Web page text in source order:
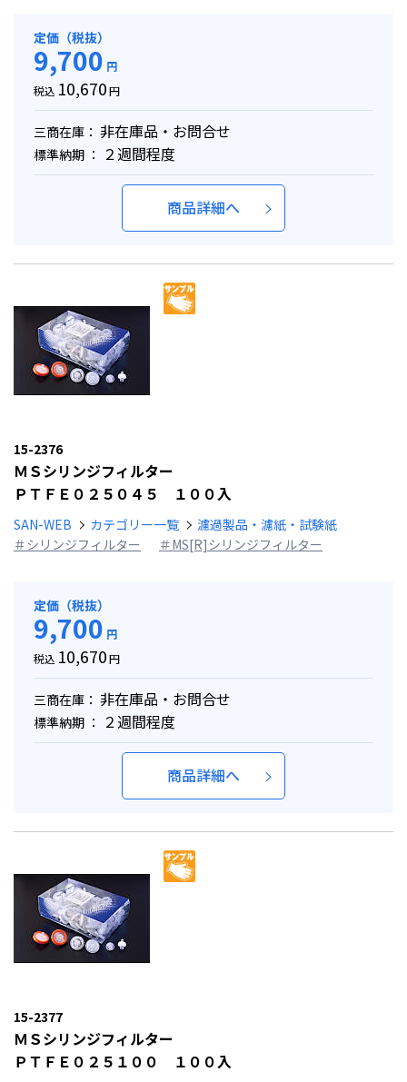
定価（税抜）
9,700 円
税込 10,670円
三商在庫： 非在庫品・お問合せ
標準納期 ： ２週間程度
商品詳細へ
15-2376
ＭＳシリンジフィルター
ＰＴＦＥ０２５０４５ １００入
SAN-WEB カテゴリー一覧
濾過製品・濾紙・試験紙
＃シリンジフィルター
＃MS[R]シリンジフィルター
定価（税抜）
9,700 円
税込 10,670円
三商在庫： 非在庫品・お問合せ
標準納期 ： ２週間程度
商品詳細へ
15-2377
ＭＳシリンジフィルター
ＰＴＦＥ０２５１００ １００入